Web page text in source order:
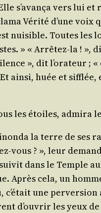
s’a­van­ça vers lui
Véri­té d’une
nui­sible. Toutes les
» « Arrê­tez-la ! »,
», dit l’o­ra­teur ;
ain­si, huée et
les étoiles,
la terre de ses
vous ? », leur
dans le Temple
Après cela, un
une per­ver­sion
d’ou­vrir les yeux